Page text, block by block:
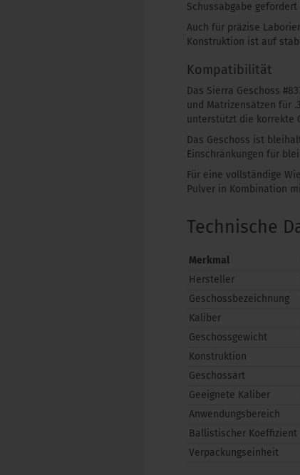
Schussabgabe gefordert
Auch für präzise
Konstruktion ist auf
Kompatibilität
Das Sierra Geschoss
und Matrizensätzen für
unterstützt die korrekte
Das Geschoss ist
Einschränkungen für
Für eine vollständige
Pulver in Kombination
Technische
Merkmal
Hersteller
Geschossbezeichnung
Kaliber
Geschossgewicht
Konstruktion
Geschossart
Geeignete Kaliber
Anwendungsbereich
Ballistischer Koeffizient
Verpackungseinheit